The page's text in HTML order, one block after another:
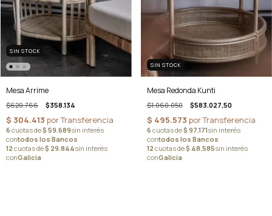
SIN STOCK
Mesa Arrime
$620.766 $358.134
SIN STOCK
Mesa Redonda Kunti
$1.060.050 $583.027,50